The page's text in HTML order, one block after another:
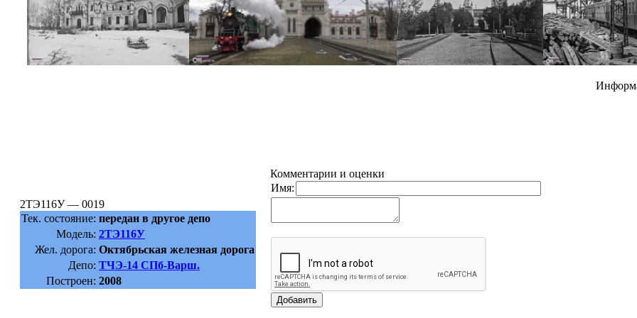
2ТЭ116У — 0019
Тек. состояние: передан в другое депо
Модель: 2ТЭ116У
Жел. дорога: Октябрьская железная дорога
Депо: ТЧЭ-14 СПб-Варш.
Построен: 2008
Комментарии и оценки
Имя: